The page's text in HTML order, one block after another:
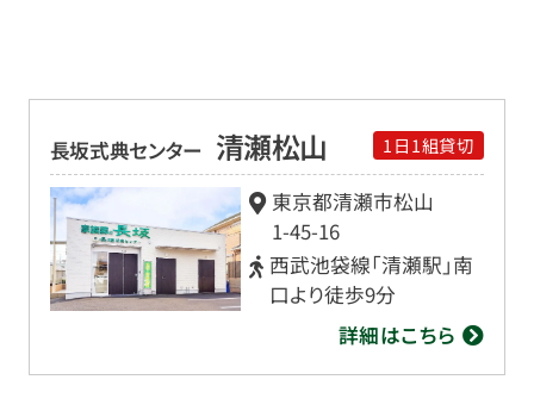
長坂式典センター 清瀬松山 1日1組貸切
東京都清瀬市松山
1-45-16
西武池袋線「清瀬駅」南
口より徒歩9分
詳細はこちら